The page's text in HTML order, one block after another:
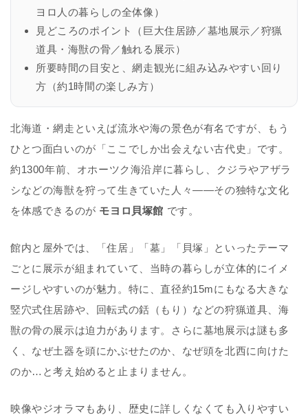
ヨロ人の暮らしの全体像）
見どころのポイント（巨大住居跡／墓地展示／狩猟
道具・海獣の骨／触れる展示）
所要時間の目安と、網走観光に組み込みやすい回り
方（約1時間の楽しみ方）
北海道・網走といえば流氷や海の景色が有名ですが、もう
ひとつ面白いのが「ここでしか出会えない古代史」です。
約1300年前、オホーツク海沿岸に暮らし、クジラやアザラ
シなどの海獣を狩って生きていた人々——その独特な文化
を体感できるのが モヨロ貝塚館 です。
館内と屋外では、「住居」「墓」「貝塚」といったテーマ
ごとに展示が組まれていて、当時の暮らしが立体的にイメ
ージしやすいのが魅力。特に、直径約15mにもなる大きな
竪穴式住居跡や、回転式の銛（もり）などの狩猟道具、海
獣の骨の展示は迫力があります。さらに墓地展示は謎も多
く、なぜ土器を頭にかぶせたのか、なぜ頭を北西に向けた
のか…と考え始めると止まりません。
映像やジオラマもあり、歴史に詳しくなくても入りやすい